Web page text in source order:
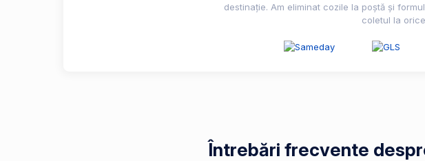
destinație. Am eliminat cozile la poștă și
coletul la
Întrebări frecvente